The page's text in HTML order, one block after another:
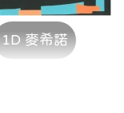
1D 麥希諾